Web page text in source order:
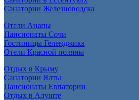
Санатории Железноводска
Отели Анапы
Пансионаты Сочи
Гостиницы Геленджика
Отели Красной поляны
Отдых в Крыму
Санатории Ялты
Пансионаты Евпатории
Отдых в Алуште